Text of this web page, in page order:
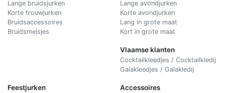
Lange bruidsjurken
Korte trouwjurken
Bruidsaccessoires
Bruidsmeisjes
Lange avondjurken
Korte avondjurken
Lang in grote maat
Kort in grote maat
Vlaamse klanten
Cocktailkleedjes / Cocktailkledij
Galakleedjes / Galakledij
Feestjurken Accessoires